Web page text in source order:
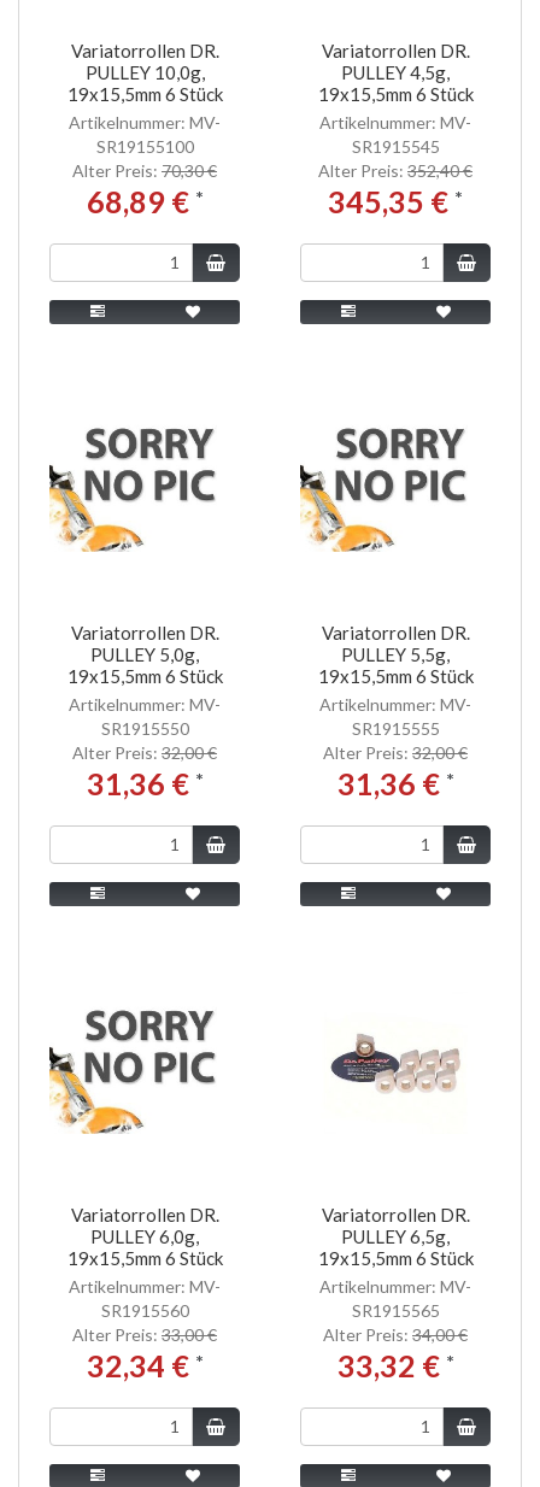
Variatorrollen DR.
PULLEY 10,0g,
19x15,5mm 6 Stück
Artikelnummer: MV-
SR19155100
Alter Preis: 70,30 €
68,89 € *
Variatorrollen DR.
PULLEY 4,5g,
19x15,5mm 6 Stück
Artikelnummer: MV-
SR1915545
Alter Preis: 352,40 €
345,35 € *
Variatorrollen DR.
PULLEY 5,0g,
19x15,5mm 6 Stück
Artikelnummer: MV-
SR1915550
Alter Preis: 32,00 €
31,36 € *
Variatorrollen DR.
PULLEY 5,5g,
19x15,5mm 6 Stück
Artikelnummer: MV-
SR1915555
Alter Preis: 32,00 €
31,36 € *
Variatorrollen DR.
PULLEY 6,0g,
19x15,5mm 6 Stück
Artikelnummer: MV-
SR1915560
Alter Preis: 33,00 €
32,34 € *
Variatorrollen DR.
PULLEY 6,5g,
19x15,5mm 6 Stück
Artikelnummer: MV-
SR1915565
Alter Preis: 34,00 €
33,32 € *